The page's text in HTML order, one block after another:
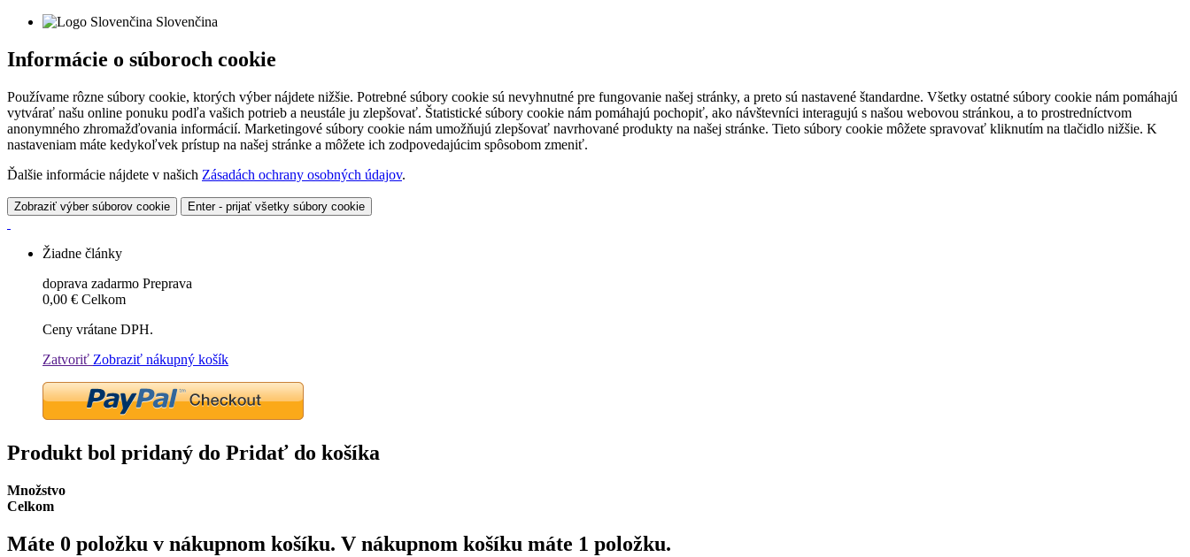
Slovenčina
Informácie o súboroch cookie
Používame rôzne súbory cookie, ktorých výber nájdete nižšie. Potrebné súbory cookie sú nevyhnutné pre fungovanie našej stránky, a preto sú nastavené štandardne. Všetky ostatné súbory cookie nám pomáhajú
vytvárať našu online ponuku podľa vašich potrieb a neustále ju zlepšovať. Štatistické súbory cookie nám pomáhajú pochopiť, ako návštevníci interagujú s našou webovou stránkou, a to prostredníctvom
anonymného zhromažďovania informácií. Marketingové súbory cookie nám umožňujú zlepšovať navrhované produkty na našej stránke. Tieto súbory cookie môžete spravovať kliknutím na tlačidlo nižšie. K
nastaveniam máte kedykoľvek prístup na našej stránke a môžete ich zodpovedajúcim spôsobom zmeniť.
Ďalšie informácie nájdete v našich Zásadách ochrany osobných údajov.
Zobraziť výber súborov cookie Enter - prijať všetky súbory cookie
Žiadne články
doprava zadarmo Preprava
0,00 € Celkom
Ceny vrátane DPH.
Zatvoriť Zobraziť nákupný košík
Produkt bol pridaný do Pridať do košíka
Množstvo
Celkom
Máte 0 položku v nákupnom košíku. V nákupnom košíku máte 1 položku.